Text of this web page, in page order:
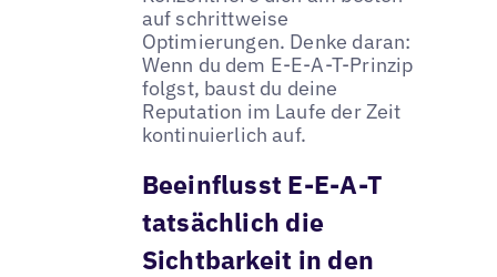
auf schrittweise
Optimierungen. Denke daran:
Wenn du dem E-E-A-T-Prinzip
folgst, baust du deine
Reputation im Laufe der Zeit
kontinuierlich auf.
Beeinflusst E-E-A-T
tatsächlich die
Sichtbarkeit in den